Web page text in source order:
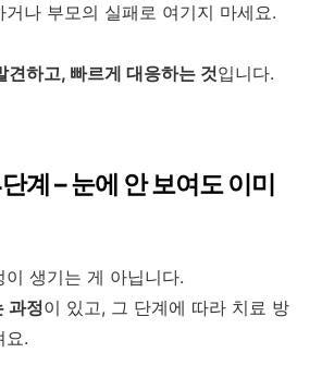
나 부모의 실패로 여기지 마세요.
견하고, 빠르게 대응하는 것입니다.
계 – 눈에 안 보여도 이미
생기는 게 아닙니다.
과정이 있고, 그 단계에 따라 치료 방
요.